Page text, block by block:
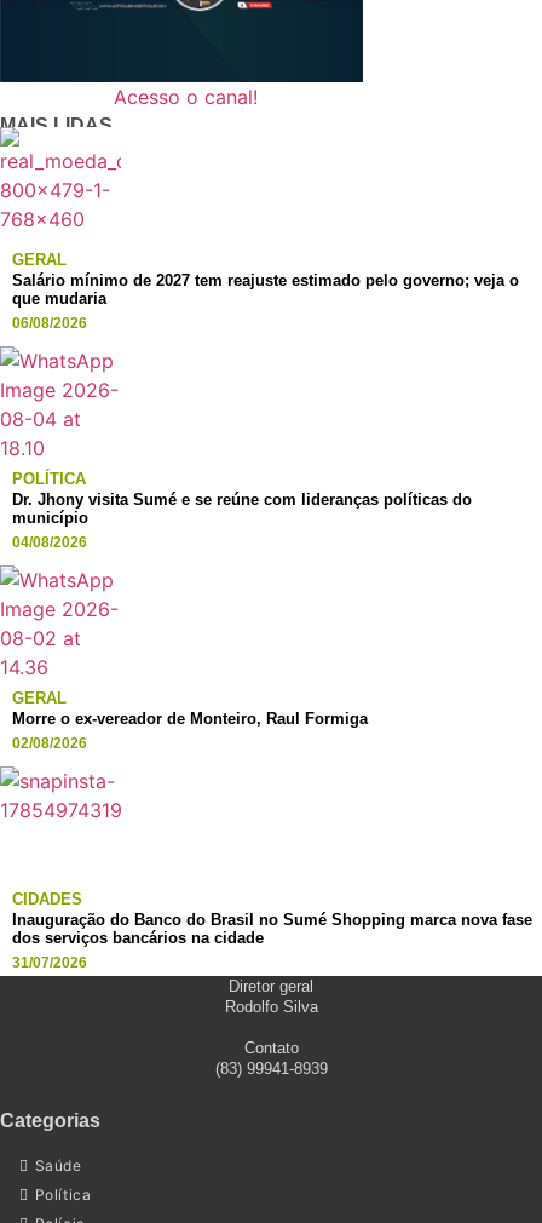
Acesso o canal!
MAIS LIDAS
GERAL
Salário mínimo de 2027 tem reajuste estimado pelo governo; veja o
que mudaria
06/08/2026
POLÍTICA
Dr. Jhony visita Sumé e se reúne com lideranças políticas do
município
04/08/2026
GERAL
Morre o ex-vereador de Monteiro, Raul Formiga
02/08/2026
CIDADES
Inauguração do Banco do Brasil no Sumé Shopping marca nova fase
dos serviços bancários na cidade
31/07/2026
Diretor geral
Rodolfo Silva
Contato
(83) 99941-8939
Categorias
Saúde
Política